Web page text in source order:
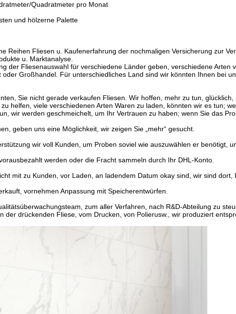
Quadratmeter pro Monat
und hölzerne Palette
Reihen Fliesen u. Kaufenerfahrung der nochmaligen Versicherung zur
u. Marktanalyse.
der Fliesenauswahl für verschiedene Länder geben, verschiedene Arten
oder Großhandel. Für unterschiedliches Land sind wir könnten Ihnen bei
Sie nicht gerade verkaufen Fliesen. Wir hoffen, mehr zu tun, glücklich,
helfen, viele verschiedenen Arten Waren zu laden, könnten wir es tun;
wir werden geschmeichelt, um Ihr Vertrauen zu haben; wenn Sie das
geben uns eine Möglichkeit, wir zeigen Sie „mehr“ gesucht.
wir voll Kunden, um Proben soviel wie auszuwählen er benötigt,
werden oder die Fracht sammeln durch Ihr DHL-Konto.
mit zu Kunden, vor Laden, an ladendem Datum okay sind, wir sind
vornehmen Anpassung mit Speicherentwürfen.
zum aller Verfahren, nach R&D-Abteilung zu
der drückenden Fliese, vom Drucken, von Polierusw., wir produziert